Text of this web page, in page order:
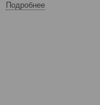
Подробнее